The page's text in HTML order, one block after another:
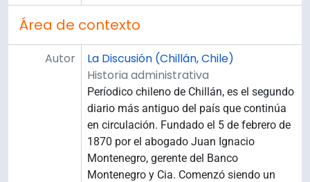
Área de contexto
Autor
La Discusión (Chillán, Chile)
Historia administrativa
Períodico chileno de Chillán, es el segundo
diario más antiguo del país que continúa
en circulación. Fundado el 5 de febrero de
1870 por el abogado Juan Ignacio
Montenegro, gerente del Banco
Montenegro y Cia. Comenzó siendo un